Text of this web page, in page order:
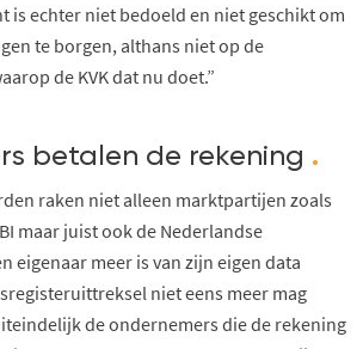
is echter niet bedoeld en niet geschikt om
te borgen, althans niet op de
de KVK dat nu doet.”
betalen de rekening .
raken niet alleen marktpartijen zoals
I maar juist ook de Nederlandse
eigenaar meer is van zijn eigen data
niet eens meer mag
de ondernemers die de rekening